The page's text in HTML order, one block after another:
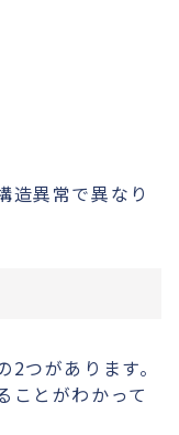
造異常で異なり
つがあります。
ことがわかって